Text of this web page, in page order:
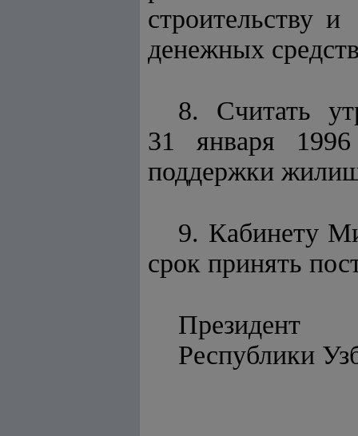
строительству
денежных
8. Считать
31 января 1996
поддержки
9. Кабинету
срок принять
Президент